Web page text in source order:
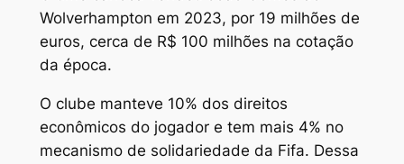
Wolverhampton em 2023, por 19 milhões de
euros, cerca de R$ 100 milhões na cotação
da época.
O clube manteve 10% dos direitos
econômicos do jogador e tem mais 4% no
mecanismo de solidariedade da Fifa. Dessa